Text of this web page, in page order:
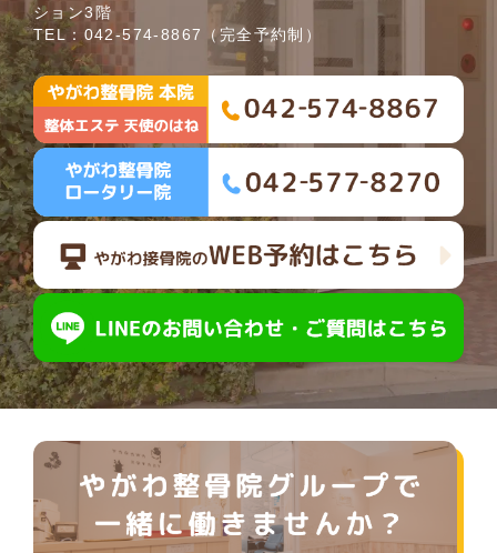
ション3階
TEL： 042-574-8867 （完全予約制）